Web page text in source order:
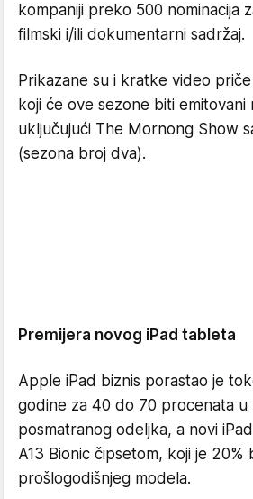
kompaniji preko 500 nominacija
filmski i/ili dokumentarni sadržaj.
Prikazane su i kratke video
koji će ove sezone biti
uključujući The Mornong Show
(sezona broj dva).
Premijera novog iPad tableta
Apple iPad biznis porastao je
godine za 40 do 70 procenata u
posmatranog odeljka, a novi
A13 Bionic čipsetom, koji je 20%
prošlogodišnjeg modela.